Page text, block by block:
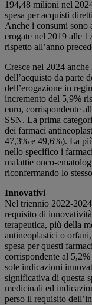
194,48 milioni nel
spesa per acquisti
Anche i consumi sono
erogate nel 2019 alle
rispetto all’anno
Cresce nel 2024
dell’acquisto da parte
dell’erogazione in
incremento del 5,9%
euro, corrispondente
SSN. La prima
dei farmaci
47,3% e 49,6%). La
nello specifico i
malattie
riconfermando lo
Innovativi
Nel triennio 2022-
requisito di
terapeutica, più della
antineoplastici o
spesa per questi
corrispondente al
sole indicazioni
significativa di questa
medicinali ed
perso il requisito